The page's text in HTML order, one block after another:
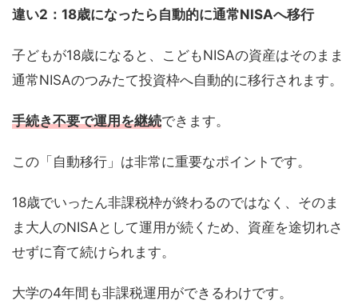
違い2：18歳になったら自動的に通常NISAへ移行
子どもが18歳になると、こどもNISAの資産はそのまま
通常NISAのつみたて投資枠へ自動的に移行されます。
手続き不要で運用を継続できます。
この「自動移行」は非常に重要なポイントです。
18歳でいったん非課税枠が終わるのではなく、そのま
ま大人のNISAとして運用が続くため、資産を途切れさ
せずに育て続けられます。
大学の4年間も非課税運用ができるわけです。